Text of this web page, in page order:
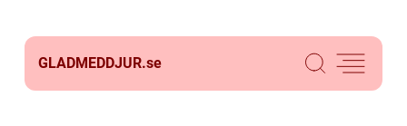
GLADMEDDJUR.se